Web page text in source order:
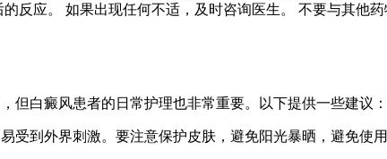
反应。 如果出现任何不适，及时咨询医生。 不要与其他
但白癜风患者的日常护理也非常重要。以下提供一些建议：
受到外界刺激。要注意保护皮肤，避免阳光暴晒，避免